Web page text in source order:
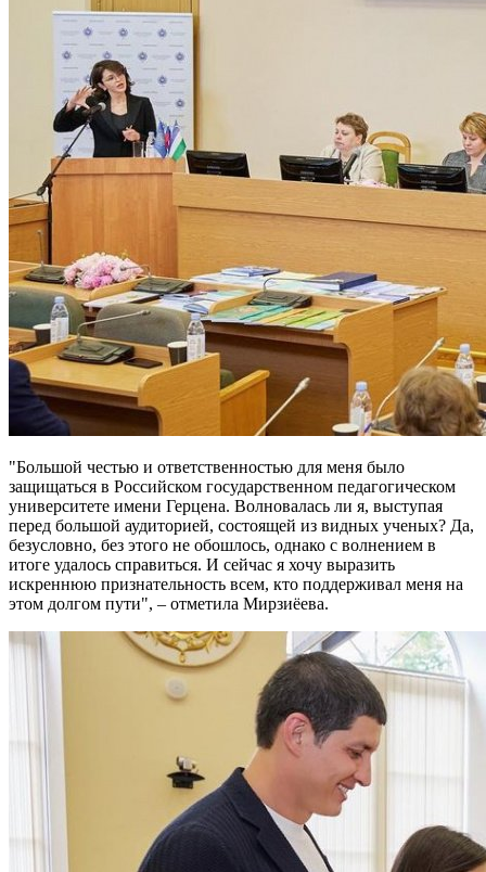
"Большой честью и ответственностью для меня было
защищаться в Российском государственном педагогическом
университете имени Герцена. Волновалась ли я, выступая
перед большой аудиторией, состоящей из видных ученых? Да,
безусловно, без этого не обошлось, однако с волнением в
итоге удалось справиться. И сейчас я хочу выразить
искреннюю признательность всем, кто поддерживал меня на
этом долгом пути", – отметила Мирзиёева.